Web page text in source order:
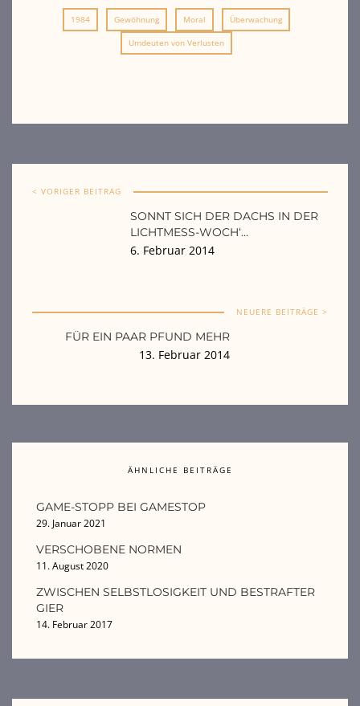
1984 Gewöhnung Moral Überwachung
Umdeuten von Verlusten
< VORIGER BEITRAG
SONNT SICH DER DACHS IN DER
LICHTMESS-WOCH‘…
6. Februar 2014
NEUERE BEITRÄGE >
FÜR EIN PAAR PFUND MEHR
13. Februar 2014
ÄHNLICHE BEITRÄGE
GAME-STOPP BEI GAMESTOP
29. Januar 2021
VERSCHOBENE NORMEN
11. August 2020
ZWISCHEN SELBSTLOSIGKEIT UND BESTRAFTER
GIER
14. Februar 2017